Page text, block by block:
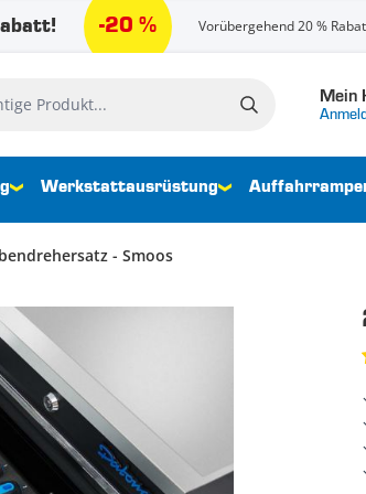
-20 % Vorübergehend 20 %
Mein
Produkt...
Werkstattausrüstung
- Smoos